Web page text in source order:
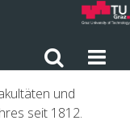
und
seit 1812.